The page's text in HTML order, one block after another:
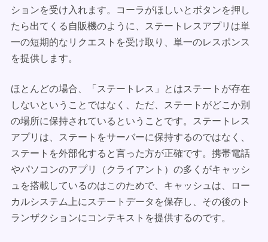
ションを受け入れます。コーラがほしいとボタンを押し
たら出てくる自販機のように、ステートレスアプリは単
一の短期的なリクエストを受け取り、単一のレスポンス
を提供します。
ほとんどの場合、「ステートレス」とはステートが存在
しないということではなく、ただ、ステートがどこか別
の場所に保持されているということです。ステートレス
アプリは、ステートをサーバーに保持するのではなく、
ステートを外部化すると言った方が正確です。携帯電話
やパソコンのアプリ（クライアント）の多くがキャッシ
ュを搭載しているのはこのためで、キャッシュは、ロー
カルシステム上にステートデータを保存し、その後のト
ランザクションにコンテキストを提供するのです。